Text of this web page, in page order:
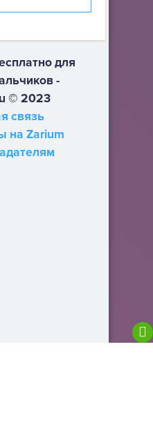
для
-
© 2023
связь
на Zarium